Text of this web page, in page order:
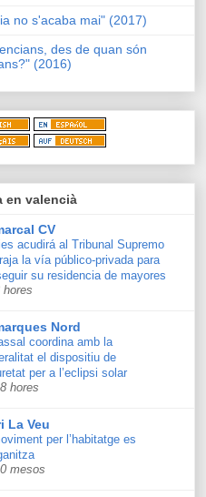
no s'acaba mai" (2017)
des de quan són
(2016)
en valencià
CV
acudirá al Tribunal Supremo
la vía público-privada para
su residencia de mayores
hores
Nord
coordina amb la
el dispositiu de
per a l’eclipsi solar
hores
La Veu
per l’habitatge es
mesos